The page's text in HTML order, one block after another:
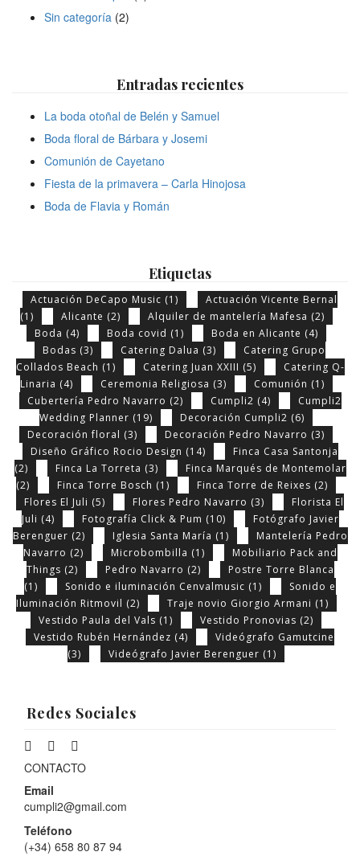
Sin categoría (2)
Entradas recientes
La boda otoñal de Belén y Samuel
Boda floral de Bárbara y Josemi
Comunión de Cayetano
Fiesta de la primavera – Carla Hinojosa
Boda de Flavia y Román
Etiquetas
Actuación DeCapo Music (1)
Actuación Vicente Bernal
(1)
Alicante (2) Alquiler de mantelería Mafesa (2)
Boda (4) Boda covid (1) Boda en Alicante (4)
Bodas (3) Catering Dalua (3)
Catering Grupo
Collados Beach (1) Catering Juan XXIII (5)
Catering Q-
Linaria (4) Ceremonia Religiosa (3) Comunión (1)
Cubertería Pedro Navarro (2) Cumpli2 (4)
Cumpli2
Wedding Planner (19) Decoración Cumpli2 (6)
Decoración floral (3) Decoración Pedro Navarro (3)
Diseño Gráfico Rocio Design (14)
Finca Casa Santonja
(2)
Finca La Torreta (3)
Finca Marqués de Montemolar
(2)
Finca Torre Bosch (1) Finca Torre de Reixes (2)
Flores El Juli (5) Flores Pedro Navarro (3)
Florista El
Juli (4) Fotografía Click & Pum (10)
Fotógrafo Javier
Berenguer (2) Iglesia Santa María (1)
Mantelería Pedro
Navarro (2) Microbombilla (1)
Mobiliario Pack and
Things (2) Pedro Navarro (2)
Postre Torre Blanca
(1)
Sonido e iluminación Cenvalmusic (1)
Sonido e
Iluminación Ritmovil (2) Traje novio Giorgio Armani (1)
Vestido Paula del Vals (1) Vestido Pronovias (2)
Vestido Rubén Hernández (4)
Videógrafo Gamutcine
(3)
Videógrafo Javier Berenguer (1)
Redes Sociales
CONTACTO
Email
cumpli2@gmail.com
Teléfono
(+34) 658 80 87 94